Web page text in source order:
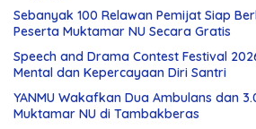
Sebanyak 100 Relawan Pemijat Siap
Peserta Muktamar NU Secara Gratis
Speech and Drama Contest Festival
Mental dan Kepercayaan Diri Santri
YANMU Wakafkan Dua Ambulans dan
Muktamar NU di Tambakberas